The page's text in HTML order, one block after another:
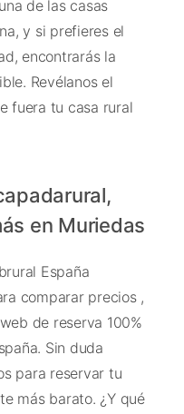
de las casas
y si prefieres el
encontrarás la
Revélanos el
fuera tu casa rural
en Muriedas
España
comparar precios ,
de reserva 100%
Sin duda
para reservar tu
más barato. ¿Y qué